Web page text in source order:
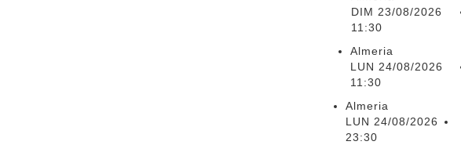
DIM 23/08/2026
11:30
Almeria
LUN 24/08/2026
11:30
Almeria
LUN 24/08/2026
23:30